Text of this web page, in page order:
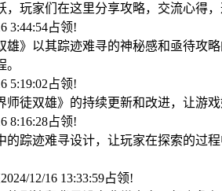
玩家们在这里分享攻略，交流心得
3:44:54占领!
》以其踪迹难寻的神秘感和亟待攻
5:19:02占领!
徒双雄》的持续更新和改进，让游
8:16:28占领!
踪迹难寻设计，让玩家在探索的过
12/16 13:33:59占领!